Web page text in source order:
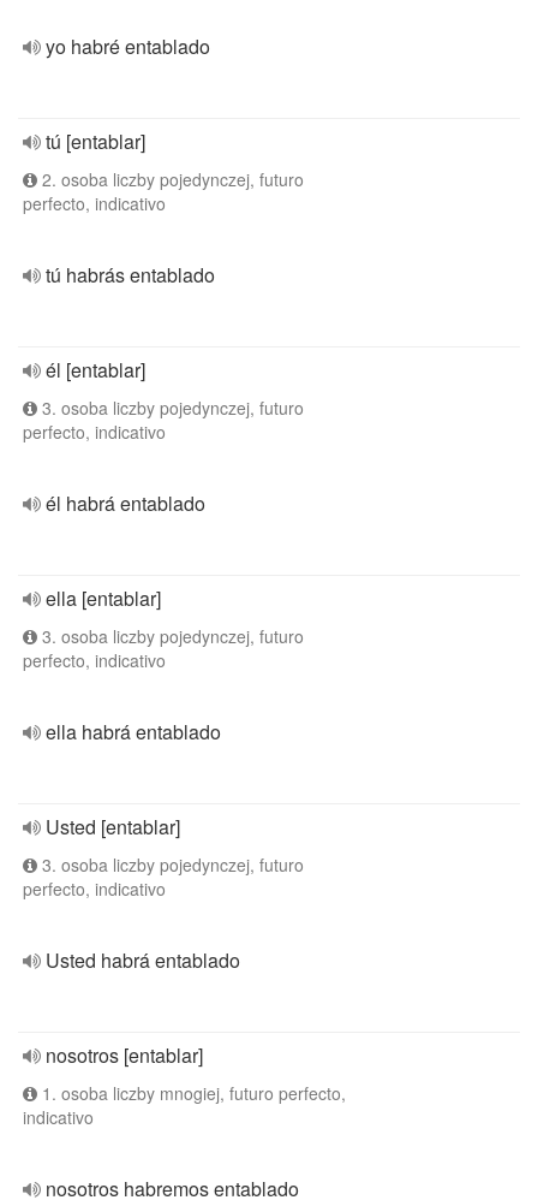
yo habré entablado
tú [entablar]
2. osoba liczby pojedynczej, futuro
perfecto, indicativo
tú habrás entablado
él [entablar]
3. osoba liczby pojedynczej, futuro
perfecto, indicativo
él habrá entablado
ella [entablar]
3. osoba liczby pojedynczej, futuro
perfecto, indicativo
ella habrá entablado
Usted [entablar]
3. osoba liczby pojedynczej, futuro
perfecto, indicativo
Usted habrá entablado
nosotros [entablar]
1. osoba liczby mnogiej, futuro perfecto,
indicativo
nosotros habremos entablado